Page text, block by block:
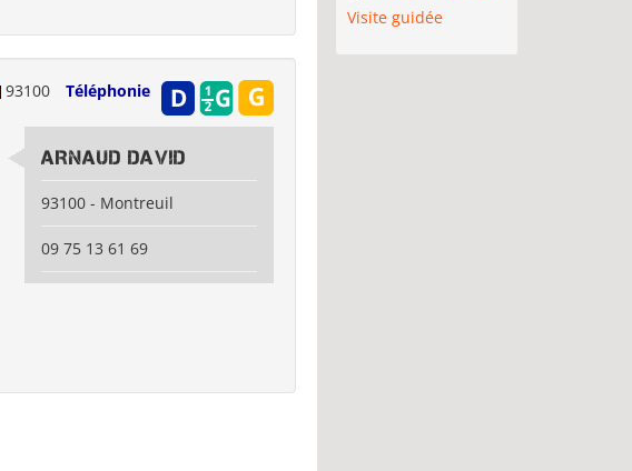
93100 Téléphonie
ARNAUD DAVID
93100 - Montreuil
09 75 13 61 69
Visite guidée